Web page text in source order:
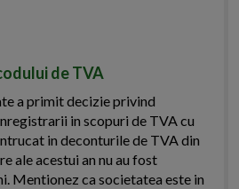
de TVA
a primit decizie privind
in scopuri de TVA cu
in deconturile de TVA din
ale acestui an nu au fost
Mentionez ca societatea este in